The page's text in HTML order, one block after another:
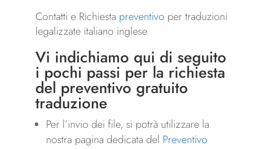
Contatti e Richiesta preventivoper traduzioni
legalizzate italiano inglese
Vi indichiamo qui di seguito
i pochi passi per la richiesta
del preventivo gratuito
traduzione
Per l’invio dei file, si potrà utilizzare la
nostra pagina dedicata del Preventivo